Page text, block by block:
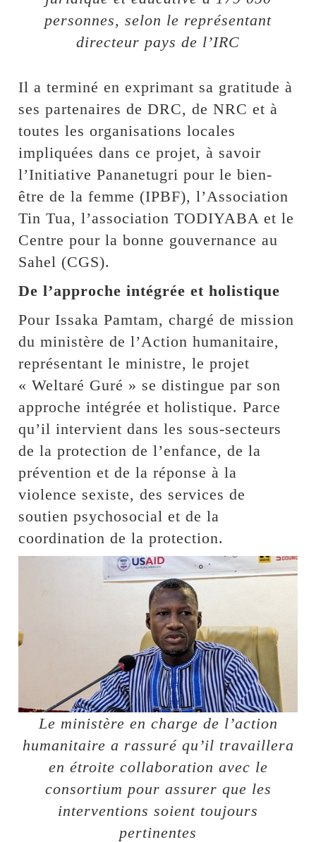
personnes, selon le représentant
directeur pays de l’IRC
Il a terminé en exprimant sa gratitude à
ses partenaires de DRC, de NRC et à
toutes les organisations locales
impliquées dans ce projet, à savoir
l’Initiative Pananetugri pour le bien-
être de la femme (IPBF), l’Association
Tin Tua, l’association TODIYABA et le
Centre pour la bonne gouvernance au
Sahel (CGS).
De l’approche intégrée et holistique
Pour Issaka Pamtam, chargé de mission
du ministère de l’Action humanitaire,
représentant le ministre, le projet
« Weltaré Guré » se distingue par son
approche intégrée et holistique. Parce
qu’il intervient dans les sous-secteurs
de la protection de l’enfance, de la
prévention et de la réponse à la
violence sexiste, des services de
soutien psychosocial et de la
coordination de la protection.
Le ministère en charge de l’action
humanitaire a rassuré qu’il travaillera
en étroite collaboration avec le
consortium pour assurer que les
interventions soient toujours
pertinentes